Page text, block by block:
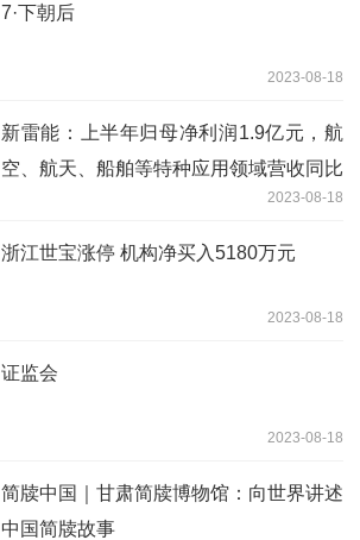
7·下朝后
2023-08-18
新雷能：上半年归母净利润1.9亿元，航
空、航天、船舶等特种应用领域营收同比
2023-08-18
浙江世宝涨停 机构净买入5180万元
2023-08-18
证监会
2023-08-18
简牍中国｜甘肃简牍博物馆：向世界讲述
中国简牍故事